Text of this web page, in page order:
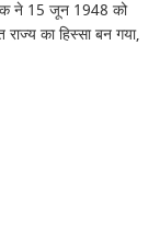
ने 15 जून 1948 को
का हिस्सा बन गया,